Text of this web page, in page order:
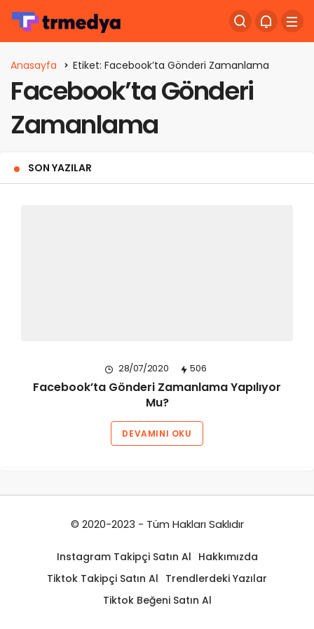
Anasayfa Etiket: Facebook’ta Gönderi Zamanlama
Facebook’ta Gönderi
Zamanlama
SON YAZILAR
28/07/2020 506
Facebook’ta Gönderi Zamanlama Yapılıyor
Mu?
DEVAMINI OKU
© 2020-2023 - Tüm Hakları Saklıdır
Instagram Takipçi Satın Al Hakkımızda
Tiktok Takipçi Satın Al Trendlerdeki Yazılar
Tiktok Beğeni Satın Al